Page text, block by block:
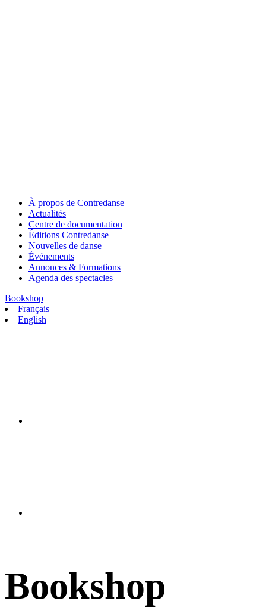
À propos de Contredanse
Actualités
Centre de documentation
Éditions Contredanse
Nouvelles de danse
Événements
Annonces & Formations
Agenda des spectacles
Bookshop
Français
English
Bookshop